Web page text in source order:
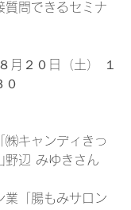
質問できるセミナ
月２０日（土） １
０
キャンディきっ
野辺 みゆきさん
「腸もみサロン